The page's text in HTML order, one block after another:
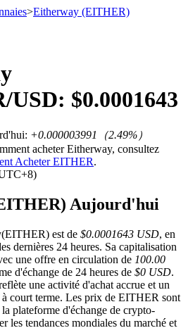
comme garantie
>Eitherway (EITHER)
/USD: $0.0001643
: +0.000003991 （2.49%）
acheter Eitherway, consultez
Acheter EITHER.
Aujourd'hui
est de $0.0001643 USD, en
dernières 24 heures. Sa capitalisation
une offre en circulation de 100.00
d'échange de 24 heures de $0 USD.
une activité d'achat accrue et un
court terme. Les prix de EITHER sont
plateforme d'échange de crypto-
les tendances mondiales du marché et